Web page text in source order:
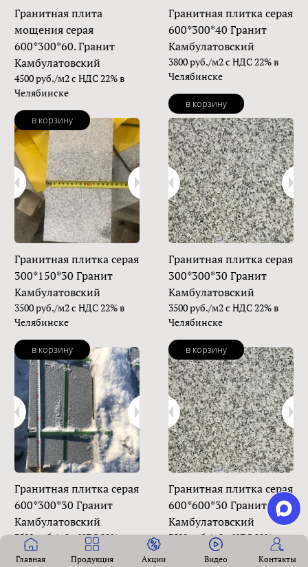
Главная Продукция Акции Видео Контакты
Гранитная плита
мощения серая
600*300*60. Гранит
Камбулатовский
4500 руб./м2 с НДС 22% в
Челябинске
в корзину
Гранитная плитка серая
600*300*40 Гранит
Камбулатовский
3800 руб./м2 с НДС 22% в
Челябинске
в корзину
Гранитная плитка серая
300*150*30 Гранит
Камбулатовский
3500 руб./м2 с НДС 22% в
Челябинске
в корзину
Гранитная плитка серая
300*300*30 Гранит
Камбулатовский
3500 руб./м2 с НДС 22% в
Челябинске
в корзину
Гранитная плитка серая
600*300*30 Гранит
Камбулатовский
3500 руб./м2 с НДС 22% в
Челябинске
Гранитная плитка серая
600*600*30 Гранит
Камбулатовский
3500 руб./м2 с НДС 22% в
Челябинске